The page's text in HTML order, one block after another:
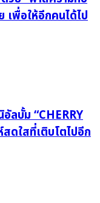
เพื่อให้อีกคนได้ไป
ลบั้ม “CHERRY
ดใสที่เติบโตไปอีก